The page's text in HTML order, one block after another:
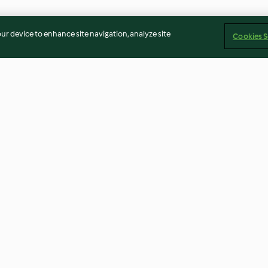
device to enhance site navigation, analyze site
Cookies